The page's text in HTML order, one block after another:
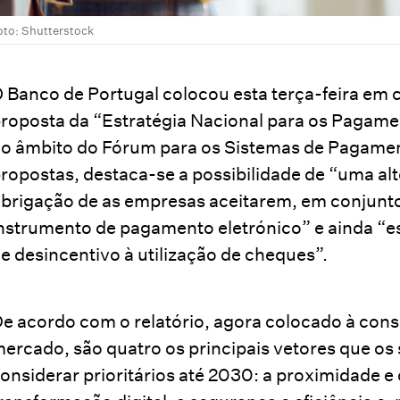
Shutterstock
Banco de Portugal colocou esta terça-feira em
da “Estratégia Nacional para os
âmbito do Fórum para os Sistemas de
destaca-se a possibilidade de “uma
de as empresas aceitarem, em
de pagamento eletrónico” e ainda
desincentivo à utilização de cheques”.
acordo com o relatório, agora colocado à
são quatro os principais vetores que
prioritários até 2030: a proximidade e